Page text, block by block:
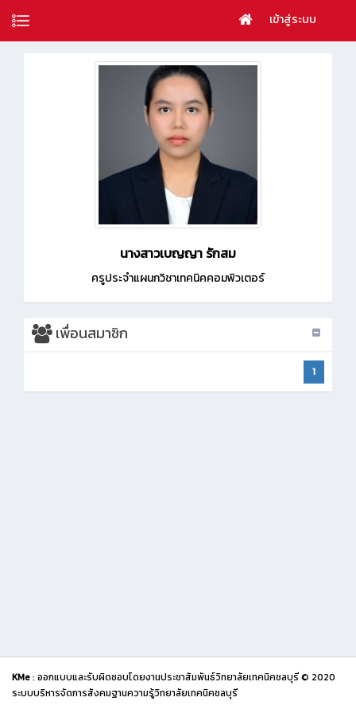
เข้าสู่ระบบ
นางสาวเบญญา รักสม
ครูประจำแผนกวิชาเทคนิคคอมพิวเตอร์
เพื่อนสมาชิก
1
KMe: ออกแบบและรับผิดชอบโดยงานประชาสัมพันธ์วิทยาลัยเทคนิคชลบุรี © 2020
ระบบบริหารจัดการสังคมฐานความรู้วิทยาลัยเทคนิคชลบุรี